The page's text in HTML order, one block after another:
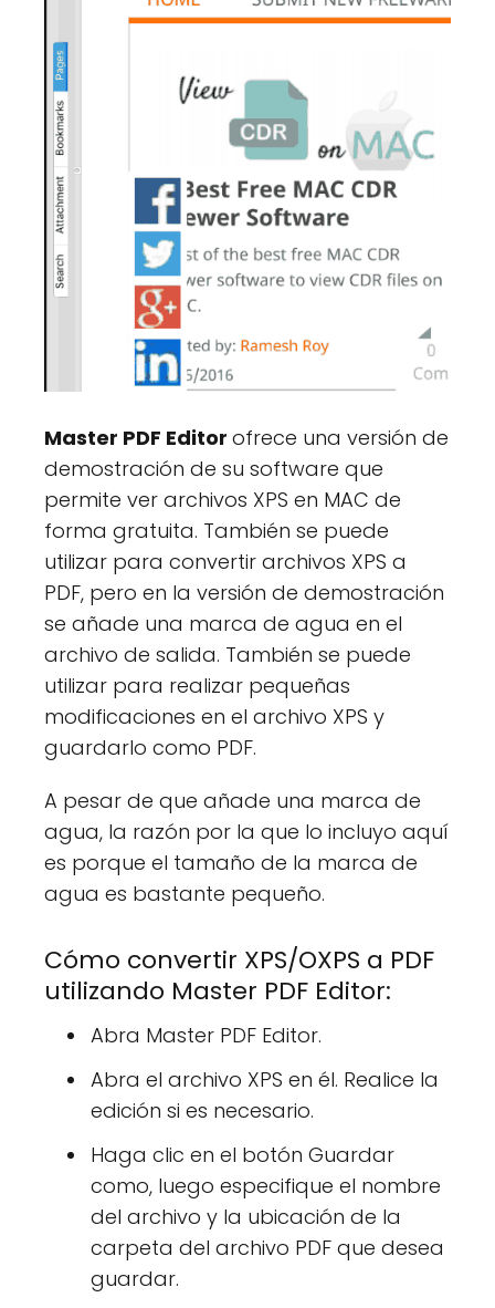
Master PDF Editor ofrece una versión de
demostración de su software que
permite ver archivos XPS en MAC de
forma gratuita. También se puede
utilizar para convertir archivos XPS a
PDF, pero en la versión de demostración
se añade una marca de agua en el
archivo de salida. También se puede
utilizar para realizar pequeñas
modificaciones en el archivo XPS y
guardarlo como PDF.
A pesar de que añade una marca de
agua, la razón por la que lo incluyo aquí
es porque el tamaño de la marca de
agua es bastante pequeño.
Cómo convertir XPS/OXPS a PDF
utilizando Master PDF Editor:
Abra Master PDF Editor.
Abra el archivo XPS en él. Realice la
edición si es necesario.
Haga clic en el botón Guardar
como, luego especifique el nombre
del archivo y la ubicación de la
carpeta del archivo PDF que desea
guardar.